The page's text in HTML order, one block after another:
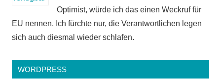
Optimist, würde ich das einen Weckruf für
EU nennen. Ich fürchte nur, die Verantwortlichen legen
sich auch diesmal wieder schlafen.
WORDPRESS